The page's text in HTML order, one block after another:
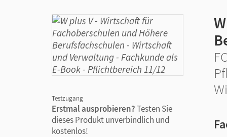
Testzugang
Erstmal ausprobieren?Testen Sie
dieses Produkt unverbindlich und
kostenlos!